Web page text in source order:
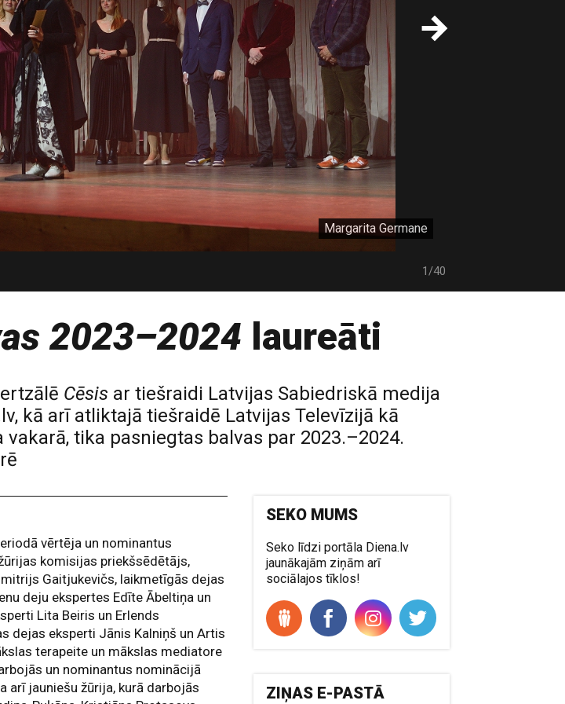
Margarita Germane
1/40
2023–2024 laureāti
Cēsis ar tiešraidi Latvijas Sabiedriskā medija
kā arī atliktajā tiešraidē Latvijas Televīzijā kā
tika pasniegtas balvas par 2023.–2024.
vērtēja un nominantus
komisijas priekšsēdētājs,
Gaitjukevičs, laikmetīgās dejas
deju ekspertes Edīte Ābeltiņa un
Lita Beiris un Erlends
dejas eksperti Jānis Kalniņš un Artis
terapeite un mākslas mediatore
un nominantus nominācijā
arī jauniešu žūrija, kurā darbojās
SEKO MUMS
Seko līdzi portāla Diena.lv
jaunākajām ziņām arī
sociālajos tīklos!
ZIŅAS E-PASTĀ